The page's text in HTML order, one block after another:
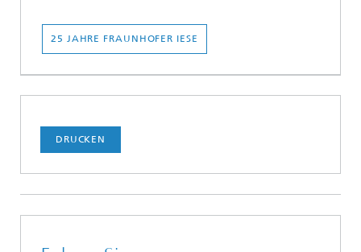
25 JAHRE FRAUNHOFER IESE
DRUCKEN